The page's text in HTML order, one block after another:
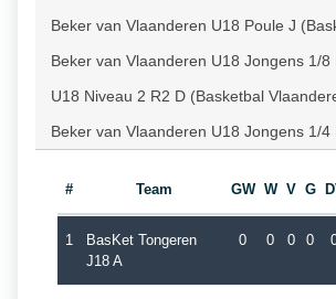
Beker van Vlaanderen U18 Poule J
Beker van Vlaanderen U18 Jongens 1/
U18 Niveau 2 R2 D (Basketbal
Beker van Vlaanderen U18 Jongens 1/
# Team GW W V G
1
BasKet Tongeren
J18 A
0 0 0 0